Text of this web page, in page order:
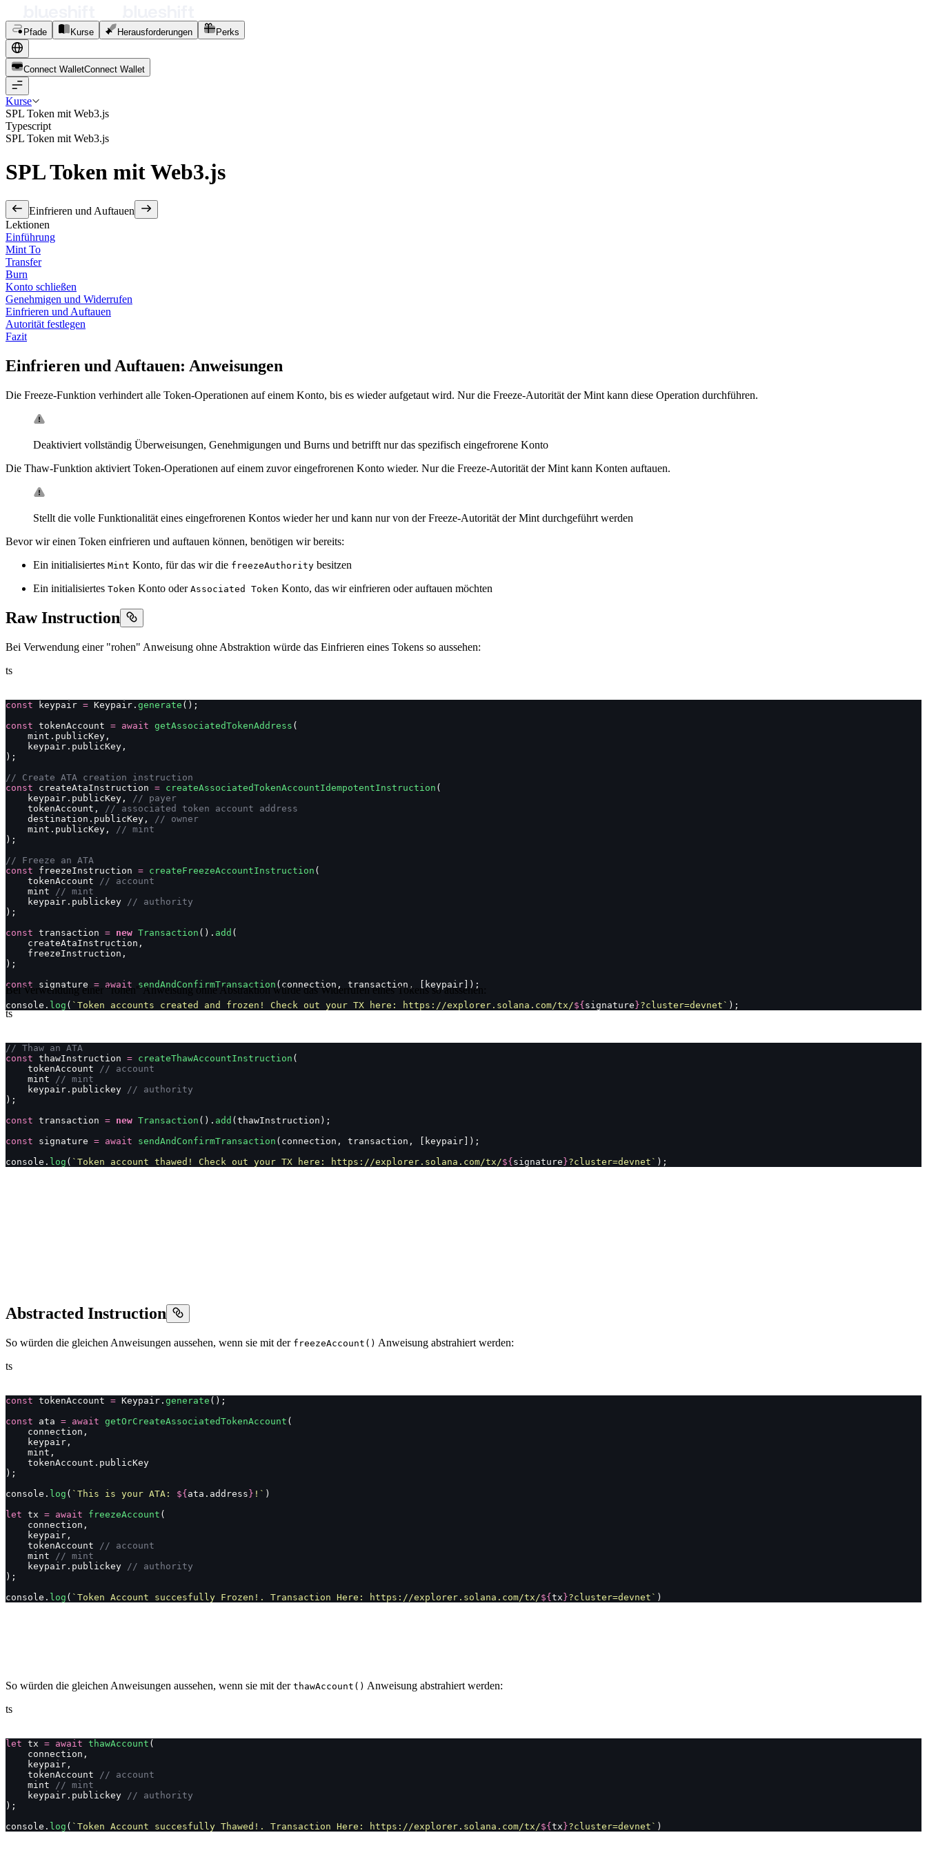
Pfade Kurse Herausforderungen Perks
Connect WalletConnect Wal et
Kurse
SPL Token mit Web3.js
Typescript
SPL Token mit Web3.js
SPL Token mit Web3.js
Einfrieren und Auftauen
Lektionen
Einführung
Mint To
Transfer
Burn
Konto schließen
Genehmigen und Widerrufen
Einfrieren und Auftauen
Autorität festlegen
Fazit
Einfrieren und Auftauen: Anweisungen
Die Freeze-Funktion verhindert alle Token-Operationen auf einem Konto, bis es wieder aufgetaut wird. Nur die Freeze-Autorität der Mint kann diese Operation durchführen.
Deaktiviert vollständig Überweisungen, Genehmigungen und Burns und betrifft nur das spezifisch eingefrorene Konto
Die Thaw-Funktion aktiviert Token-Operationen auf einem zuvor eingefrorenen Konto wieder. Nur die Freeze-Autorität der Mint kann Konten auftauen.
Stellt die volle Funktionalität eines eingefrorenen Kontos wieder her und kann nur von der Freeze-Autorität der Mint durchgeführt werden
Bevor wir einen Token einfrieren und auftauen können, benötigen wir bereits:
Ein initialisiertes Mint Konto, für das wir die freezeAuthority besitzen
Ein initialisiertes Token Konto oder Associated Token Konto, das wir einfrieren oder auftauen möchten
Raw Instruction
Bei Verwendung einer "rohen" Anweisung ohne Abstraktion würde das Einfrieren eines Tokens so aussehen:
ts
const keypair = Keypair. generate ();
const tokenAccount = await getAssociatedTokenAddress (
    mint.publicKey,
    keypair.publicKey,
);
// Create ATA creation instruction
const createAtaInstruction = createAssociatedTokenAccountIdempotentInstruction (
    keypair.publicKey,
// payer
    tokenAccount,
// associated token account address
    destination.publicKey,
// owner
    mint.publicKey,
// mint
);
// Freeze an ATA
const freezeInstruction = createFreezeAccountInstruction (
    tokenAccount
// account
    mint
// mint
    keypair.publickey
// authority
);
const transaction = new Transaction (). add (
    createAtaInstruction,
    freezeInstruction,
);
const signature = await sendAndConfirmTransaction (connection, transaction, [keypair]);
console. log ( `Token accounts created and frozen! Check out your TX here: https://explorer.solana.com/tx/${signature}?cluster=devnet` );
Bei Verwendung einer "rohen" Anweisung ohne Abstraktion würde das Widerrufen eines Tokens so aussehen:
ts
// Thaw an ATA
const thawInstruction = createThawAccountInstruction (
    tokenAccount
// account
    mint
// mint
    keypair.publickey
// authority
);
const transaction = new Transaction (). add (thawInstruction);
const signature = await sendAndConfirmTransaction (connection, transaction, [keypair]);
console. log ( `Token account thawed! Check out your TX here: https://explorer.solana.com/tx/${signature}?cluster=devnet` );
Abstracted Instruction
So würden die gleichen Anweisungen aussehen, wenn sie mit der freezeAccount() Anweisung abstrahiert werden:
ts
const tokenAccount = Keypair. generate ();
const ata = await getOrCreateAssociatedTokenAccount (
    connection,
    keypair,
    mint,
    tokenAccount.publicKey
);
console. log ( `This is your ATA: ${ ata.address } !` )
let tx = await freezeAccount (
    connection,
    keypair,
    tokenAccount
// account
    mint
// mint
    keypair.publickey
// authority
);
console. log ( `Token Account succesfully Frozen!. Transaction Here: https://explorer.solana.com/tx/${ tx }?cluster=devnet` )
So würden die gleichen Anweisungen aussehen, wenn sie mit der thawAccount() Anweisung abstrahiert werden:
ts
let tx = await thawAccount (
    connection,
    keypair,
    tokenAccount
// account
    mint
// mint
    keypair.publickey
// authority
);
console. log ( `Token Account succesfully Thawed!. Transaction Here: https://explorer.solana.com/tx/${ tx }?cluster=devnet` )